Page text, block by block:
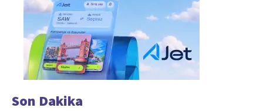
Son Dakika